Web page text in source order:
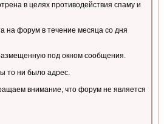
в целях противодействия спаму и
на форум в течение месяца со дня
под окном сообщения.
то ни было адрес.
внимание, что форум не является